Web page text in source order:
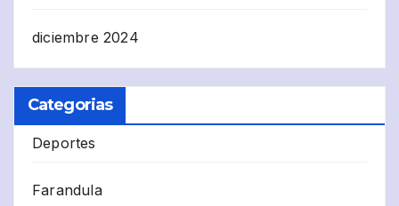
diciembre 2024
Categorias
Deportes
Farandula